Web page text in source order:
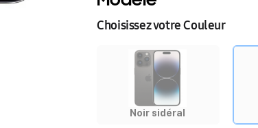
Choisissez votre Couleur
Noir sidéral